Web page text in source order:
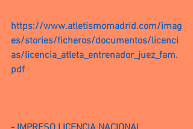
https://www.atletismomadrid.com/imag
es/stories/ficheros/documentos/licenci
as/licencia_atleta_entrenador_juez_fam.
pdf